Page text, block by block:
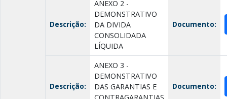
Descrição:
ANEXO 2 -
DEMONSTRATIVO
DA DIVIDA
CONSOLIDADA
LÍQUIDA
Documento:
Descrição:
ANEXO 3 -
DEMONSTRATIVO
DAS GARANTIAS E
Documento: